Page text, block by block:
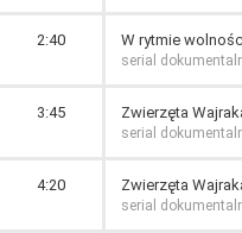
2:40 W rytmie
serial
3:45 Zwierzęta
serial
4:20 Zwierzęta
serial